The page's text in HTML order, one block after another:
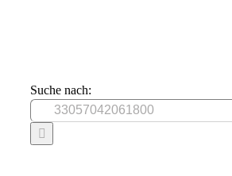
Suche nach: